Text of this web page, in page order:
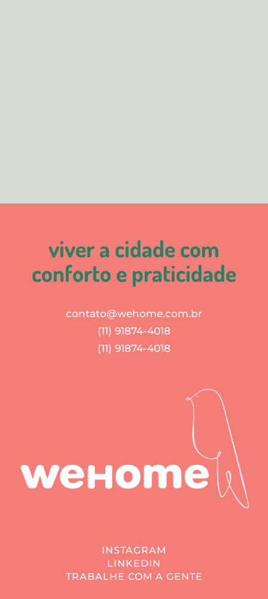
viver a cidade com
conforto e praticidade
contato@wehome.com.br
(11) 91874-4018
(11) 91874-4018
INSTAGRAM
LINKEDIN
TRABALHE COM A GENTE